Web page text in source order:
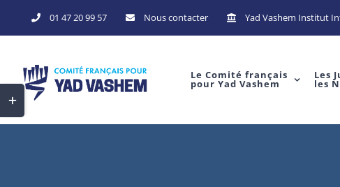
to
01 47 20 99 57 Nous contacter Yad Vashem Institut
Le Comité français
pour Yad Vashem
Les
les
Toggle
Sliding